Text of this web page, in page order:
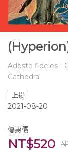
Adeste fideles -
Cathedral
上揚
2021-08-20
優惠價
NT$520